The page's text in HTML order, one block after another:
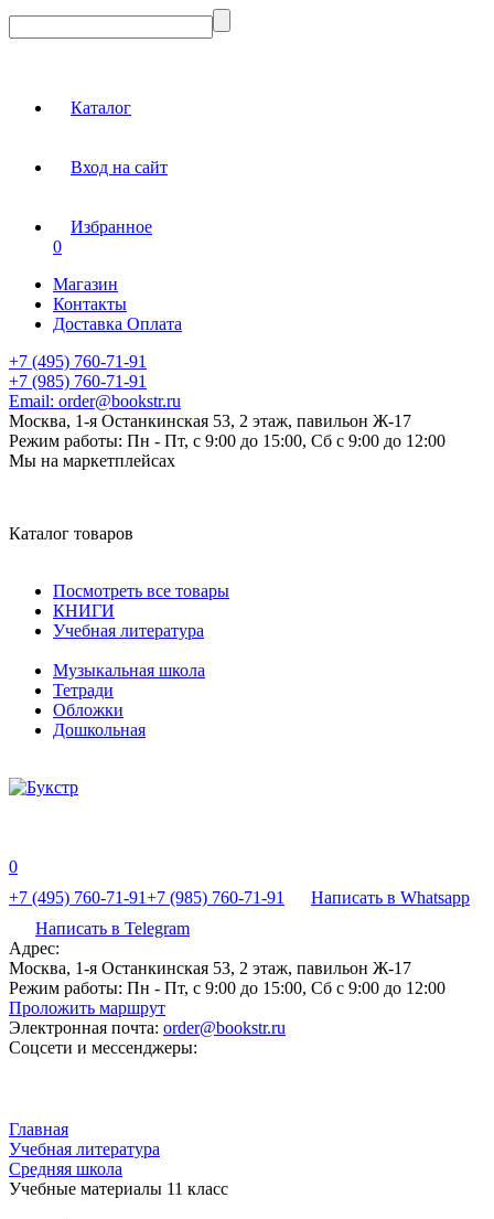
Каталог
Вход на сайт
Избранное
0
Магазин
Контакты
Доставка Оплата
+7 (495) 760-71-91
+7 (985) 760-71-91
Email: order@bookstr.ru
Москва, 1-я Останкинская 53, 2 этаж, павильон Ж-17
Режим работы: Пн - Пт, с 9:00 до 15:00, Сб с 9:00 до 12:00
Мы на маркетплейсах
Каталог товаров
Посмотреть все товары
КНИГИ
Учебная литература
Музыкальная школа
Тетради
Обложки
Дошкольная
0
+7 (495) 760-71-91+7 (985) 760-71-91
Написать в Whatsapp
Написать в Telegram
Адрес:
Москва, 1-я Останкинская 53, 2 этаж, павильон Ж-17
Режим работы: Пн - Пт, с 9:00 до 15:00, Сб с 9:00 до 12:00
Проложить маршрут
Электронная почта: order@bookstr.ru
Соцсети и мессенджеры:
Главная
Учебная литература
Средняя школа
Учебные материалы 11 класс